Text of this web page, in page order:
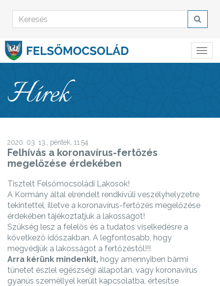
Hírek
2020. 03. 13., péntek, 11:54
Felhívás a koronavírus-fertőzés
megelőzése érdekében
Tisztelt Felsőmocsoládi Lakosok!
A Kormány által elrendelt rendkívüli veszélyhelyzetre
tekintettel, illetve a koronavírus-fertőzés megelőzése
érdekében tájékoztatjuk a lakosságot!
Szükség lesz a felelős és a tudatos viselkedésre a
következő időszakban. A legfontosabb, hogy
megvédjük a lakosságot a fertőzéstől!!!
Arra kérünk mindenkit, hogy amennyiben bármi
tünetet észlel egészségi állapotán, vagy koronavírus
gyanús személlyel került kapcsolatba, értesítse